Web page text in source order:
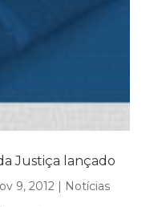
Justiça lançado
9, 2012| Notícias